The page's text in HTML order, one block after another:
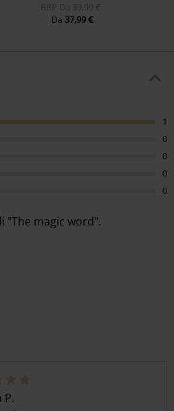
RRP Da 39,99 €
Da37,99 €
1
0
0
0
0
"The magic word".
P.